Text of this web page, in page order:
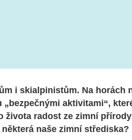
i skialpinistům. Na horách
aktivitami“,
života radost ze zimní
naše zimní střediska?